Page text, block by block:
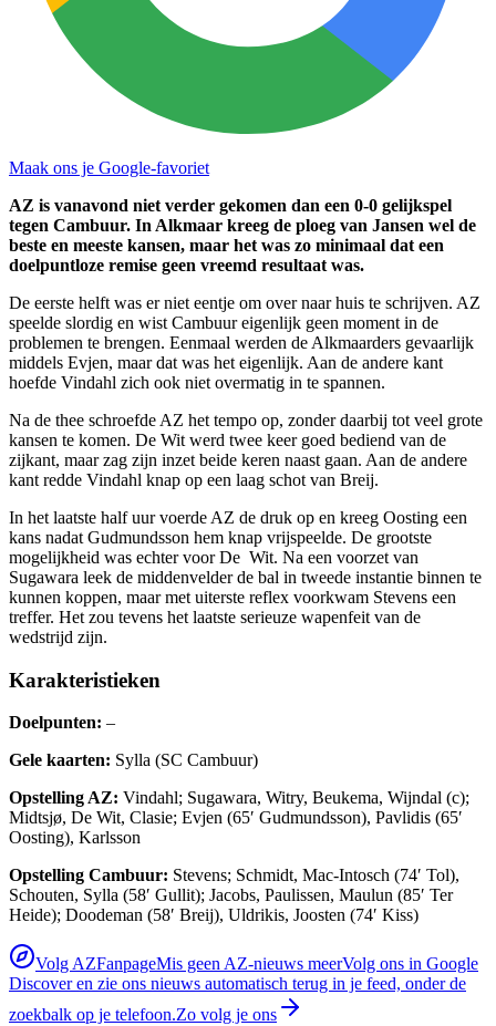
Maak ons je Google-favoriet
AZ is vanavond niet verder gekomen dan een 0-0 gelijkspel
tegen Cambuur. In Alkmaar kreeg de ploeg van Jansen wel de
beste en meeste kansen, maar het was zo minimaal dat een
doelpuntloze remise geen vreemd resultaat was.
De eerste helft was er niet eentje om over naar huis te schrijven. AZ
speelde slordig en wist Cambuur eigenlijk geen moment in de
problemen te brengen. Eenmaal werden de Alkmaarders gevaarlijk
middels Evjen, maar dat was het eigenlijk. Aan de andere kant
hoefde Vindahl zich ook niet overmatig in te spannen.
Na de thee schroefde AZ het tempo op, zonder daarbij tot veel grote
kansen te komen. De Wit werd twee keer goed bediend van de
zijkant, maar zag zijn inzet beide keren naast gaan. Aan de andere
kant redde Vindahl knap op een laag schot van Breij.
In het laatste half uur voerde AZ de druk op en kreeg Oosting een
kans nadat Gudmundsson hem knap vrijspeelde. De grootste
mogelijkheid was echter voor De Wit. Na een voorzet van
Sugawara leek de middenvelder de bal in tweede instantie binnen te
kunnen koppen, maar met uiterste reflex voorkwam Stevens een
treffer. Het zou tevens het laatste serieuze wapenfeit van de
wedstrijd zijn.
Karakteristieken
Doelpunten: –
Gele kaarten: Sylla (SC Cambuur)
Opstelling AZ: Vindahl; Sugawara, Witry, Beukema, Wijndal (c);
Midtsjø, De Wit, Clasie; Evjen (65′ Gudmundsson), Pavlidis (65′
Oosting), Karlsson
Opstelling Cambuur: Stevens; Schmidt, Mac-Intosch (74′ Tol),
Schouten, Sylla (58′ Gullit); Jacobs, Paulissen, Maulun (85′ Ter
Heide); Doodeman (58′ Breij), Uldrikis, Joosten (74′ Kiss)
Volg AZFanpageMis geen AZ-nieuws meerVolg ons in Google
Discover en zie ons nieuws automatisch terug in je feed, onder de
zoekbalk op je telefoon.Zo volg je ons